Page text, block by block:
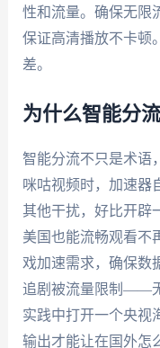
性和流量。确保无限
保证高清播放不卡顿
差。
为什么智能分
智能分流不只是术语
咪咕视频时，加速器
其他干扰，好比开辟
美国也能流畅观看不
戏加速需求，确保数
追剧被流量限制——
实践中打开一个央视
输出才能让在国外怎